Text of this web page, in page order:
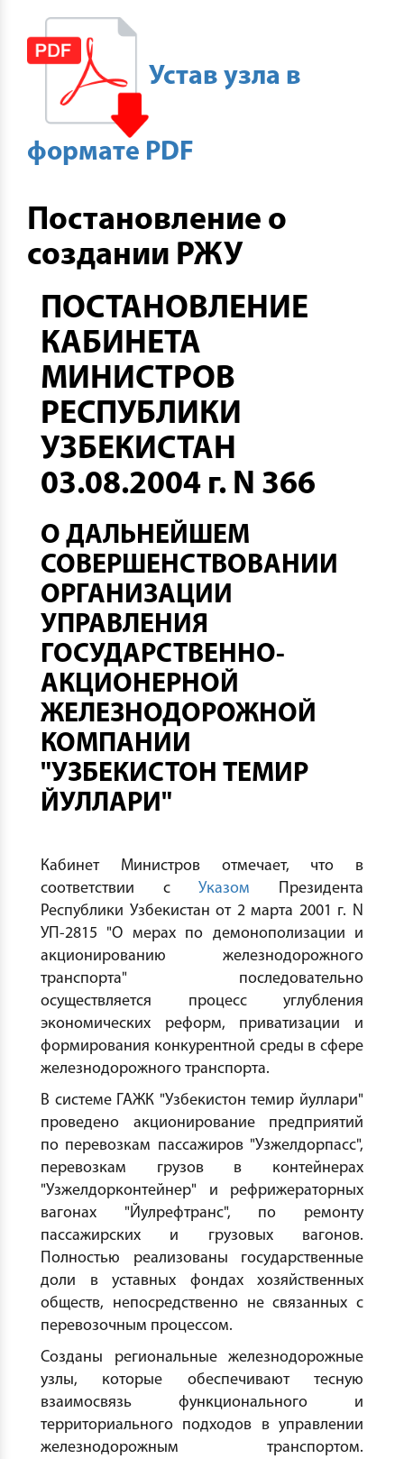
Устав узла в
формате PDF
Постановление о
создании РЖУ
ПОСТАНОВЛЕНИЕ
КАБИНЕТА
МИНИСТРОВ
РЕСПУБЛИКИ
УЗБЕКИСТАН
03.08.2004 г. N 366
О ДАЛЬНЕЙШЕМ
СОВЕРШЕНСТВОВАНИИ
ОРГАНИЗАЦИИ
УПРАВЛЕНИЯ
ГОСУДАРСТВЕННО-
АКЦИОНЕРНОЙ
ЖЕЛЕЗНОДОРОЖНОЙ
КОМПАНИИ
"УЗБЕКИСТОН ТЕМИР
ЙУЛЛАРИ"
Кабинет Министров отмечает, что в
соответствии сУказом Президента
Республики Узбекистан от 2 марта 2001 г. N
УП-2815 "О мерах по демонополизации и
акционированию железнодорожного
транспорта" последовательно
осуществляется процесс углубления
экономических реформ, приватизации и
формирования конкурентной среды в сфере
железнодорожного транспорта.
В системе ГАЖК "Узбекистон темир йуллари"
проведено акционирование предприятий
по перевозкам пассажиров "Узжелдорпасс",
перевозкам грузов в контейнерах
"Узжелдорконтейнер" и рефрижераторных
вагонах "Йулрефтранс", по ремонту
пассажирских и грузовых вагонов.
Полностью реализованы государственные
доли в уставных фондах хозяйственных
обществ, непосредственно не связанных с
перевозочным процессом.
Созданы региональные железнодорожные
узлы, которые обеспечивают тесную
взаимосвязь функционального и
территориального подходов в управлении
железнодорожным транспортом.